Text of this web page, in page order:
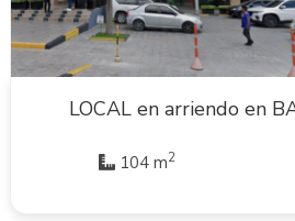
LOCAL en arriendo en
104 m2